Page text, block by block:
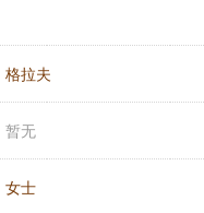
格拉夫
暂无
女士